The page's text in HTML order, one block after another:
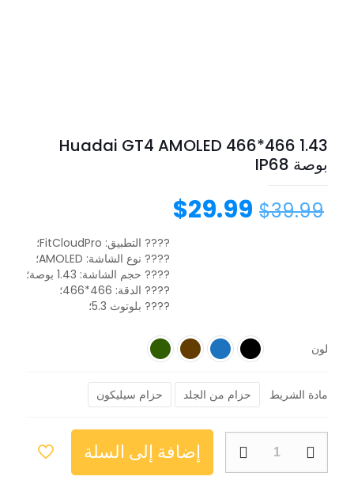
Huadai GT4 AMOLED 466*466 1.43
بوصة IP68
$39.99
$29.99
???? التطبيق: FitCloudPro؛
????️ نوع الشاشة: AMOLED؛
???? حجم الشاشة: 1.43 بوصة؛
???? الدقة: 466*466؛
???? بلوتوث 5.3؛
لون
مادة الشريط حزام من الجلد حزام سيليكون
إضافة إلى السلة